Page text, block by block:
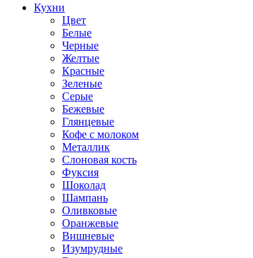
Кухни
Цвет
Белые
Черные
Желтые
Красные
Зеленые
Серые
Бежевые
Глянцевые
Кофе с молоком
Металлик
Слоновая кость
Фуксия
Шоколад
Шампань
Оливковые
Оранжевые
Вишневые
Изумрудные